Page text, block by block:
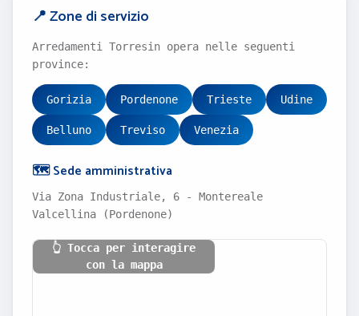
📍 Zone di servizio
Arredamenti Torresin opera nelle seguenti
province:
Gorizia Pordenone Trieste Udine
Belluno Treviso Venezia
🗺️ Sede amministrativa
Via Zona Industriale, 6 - Montereale
Valcellina (Pordenone)
👆 Tocca per interagire
con la mappa